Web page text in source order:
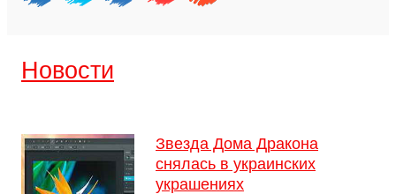
Новости
Звезда Дома Дракона
снялась в украинских
украшениях